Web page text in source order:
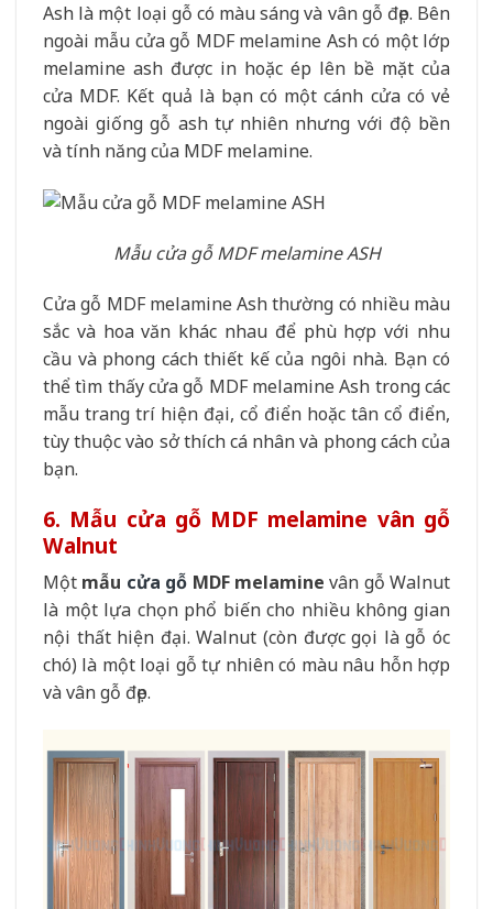
Ash là một loại gỗ có màu sáng và vân gỗ đẹp. Bên
ngoài mẫu cửa gỗ MDF melamine Ash có một lớp
melamine ash được in hoặc ép lên bề mặt của
cửa MDF. Kết quả là bạn có một cánh cửa có vẻ
ngoài giống gỗ ash tự nhiên nhưng với độ bền
và tính năng của MDF melamine.
Mẫu cửa gỗ MDF melamine ASH
Cửa gỗ MDF melamine Ash thường có nhiều màu
sắc và hoa văn khác nhau để phù hợp với nhu
cầu và phong cách thiết kế của ngôi nhà. Bạn có
thể tìm thấy cửa gỗ MDF melamine Ash trong các
mẫu trang trí hiện đại, cổ điển hoặc tân cổ điển,
tùy thuộc vào sở thích cá nhân và phong cách của
bạn.
6. Mẫu cửa gỗ MDF melamine vân gỗ
Walnut
Một mẫu cửa gỗ MDF melamine vân gỗ Walnut
là một lựa chọn phổ biến cho nhiều không gian
nội thất hiện đại. Walnut (còn được gọi là gỗ óc
chó) là một loại gỗ tự nhiên có màu nâu hỗn hợp
và vân gỗ đẹp.